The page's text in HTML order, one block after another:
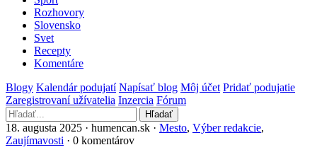
Rozhovory
Slovensko
Svet
Recepty
Komentáre
Blogy Kalendár podujatí Napísať blog Môj účet Pridať podujatie
Zaregistrovaní užívatelia Inzercia Fórum
Hľadať
18. augusta 2025 · humencan.sk · Mesto, Výber redakcie,
Zaujímavosti · 0 komentárov